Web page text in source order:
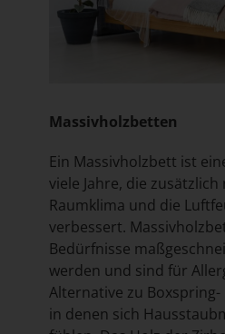
Massivholzbetten
Ein Massivholzbett ist
viele Jahre, die zusätzlich
Raumklima und die
verbessert.
Bedürfnisse
werden und sind für
Alternative zu
in denen sich